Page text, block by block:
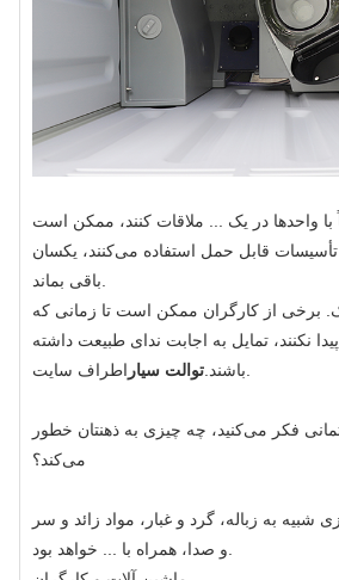
با واحدها در یک ... ملاقات کنند، ممکن است
تأسیسات قابل حمل استفاده می‌کنند، یکسان
برخی از کارگران ممکن است تا زمانی که
نکنند، تمایل به اجابت ندای طبیعت داشته
باشند. توالت سیار
فکر می‌کنید، چه چیزی به ذهنتان خطور
می‌کند؟
شبیه به زباله، گرد و غبار، مواد زائد و سر